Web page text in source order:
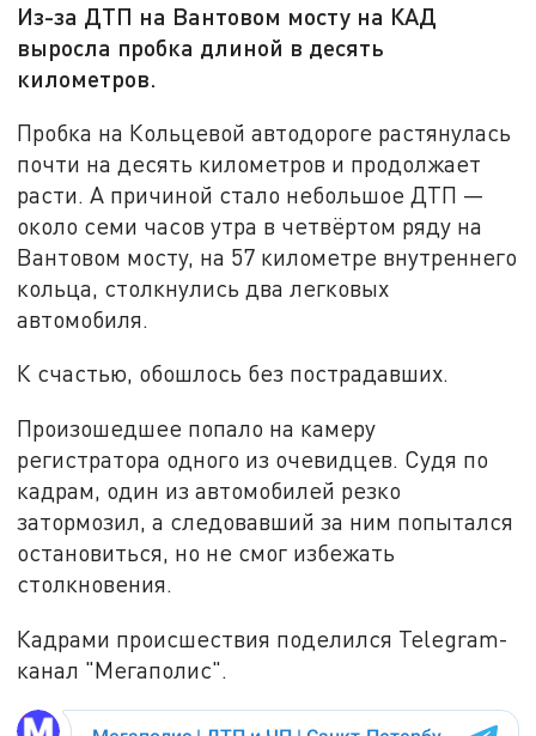
Из-за ДТП на Вантовом мосту на КАД
выросла пробка длиной в десять
километров.
Пробка на Кольцевой автодороге растянулась
почти на десять километров и продолжает
расти. А причиной стало небольшое ДТП —
около семи часов утра в четвёртом ряду на
Вантовом мосту, на 57 километре внутреннего
кольца, столкнулись два легковых
автомобиля.
К счастью, обошлось без пострадавших.
Произошедшее попало на камеру
регистратора одного из очевидцев. Судя по
кадрам, один из автомобилей резко
затормозил, а следовавший за ним попытался
остановиться, но не смог избежать
столкновения.
Кадрами происшествия поделился Telegram-
канал "Мегаполис".